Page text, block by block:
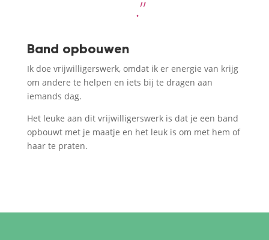
.”
Band opbouwen
Ik doe vrijwilligerswerk, omdat ik er energie van krijg
om andere te helpen en iets bij te dragen aan
iemands dag.
Het leuke aan dit vrijwilligerswerk is dat je een band
opbouwt met je maatje en het leuk is om met hem of
haar te praten.